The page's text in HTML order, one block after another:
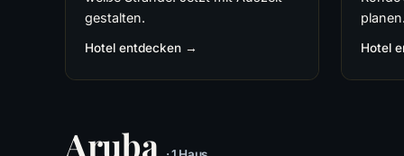
gestalten.
Hotel entdecken →
planen.
Hotel
Aruba